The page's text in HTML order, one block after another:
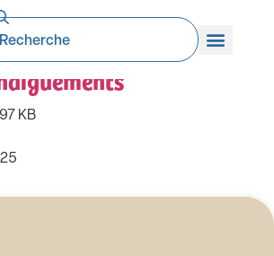
Convention
voiries en interaction avec
KB